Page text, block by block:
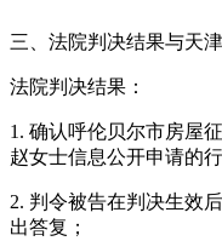
三、法院判决结果与天
法院判决结果：
1. 确认呼伦贝尔市房屋
赵女士信息公开申请的
2. 判令被告在判决生效
出答复；